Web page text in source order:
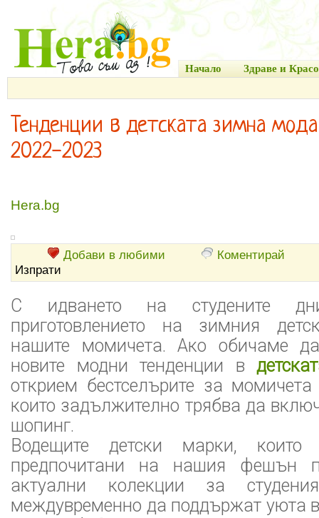
Начало Здраве и
Тенденции в детската зимна
2022-2023
Hera.bg
Добави в любими
Коментирай
Изпрати
С идването на студените
приготовлението на зимния
нашите момичета. Ако обичаме
новите модни тенденции в
открием бестселърите за
които задължително трябва да
шопинг.
Водещите детски марки,
предпочитани на нашия фешън
актуални колекции за
междувременно да поддържат уюта